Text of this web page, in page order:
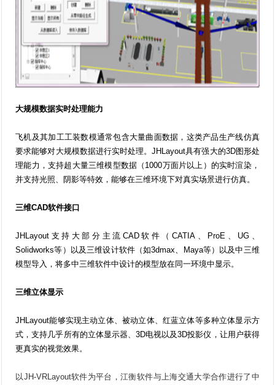
大规模数据实时处理能力
飞机及其加工工装数模通常包含大量曲面数据，这类产品生产线仿真
要求能够对大规模数据进行实时处理。JHLayout具有强大的3D图形处
理能力，支持超大量三维模型数据（1000万面片以上）的实时渲染，
并支持光照、阴影等特效，能够在三维环境下对真实场景进行仿真。
三维CAD软件接口
JHLayout支持大部分主流CAD软件（CATIA、ProE、UG、
Solidworks等）以及三维设计软件（如3dmax、Maya等）以及中三维
模型导入，将多中三维软件中设计的模型放在同一环境中显示。
三维立体显示
JHLayout能够实现主动立体、被动立体、红蓝立体等多种立体显示方
式，支持几乎所有的立体显示器、3D电视以及3D投影仪，让用户获得
更真实的视觉效果。
以JH-VRLayout软件为平台，江衡软件与上海交通大学合作进行了中